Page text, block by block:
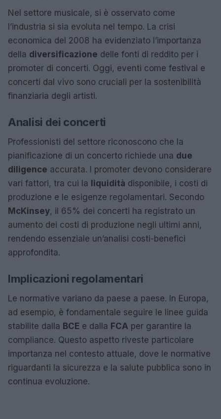
Nel settore musicale, si è osservato come
l’industria si sia evoluta nel tempo. La crisi
economica del 2008 ha evidenziato l’importanza
della diversificazione delle fonti di reddito per i
promoter di concerti. Oggi, eventi come festival e
concerti dal vivo sono cruciali per la sostenibilità
finanziaria degli artisti.
Analisi dei concerti
Professionisti del settore riconoscono che la
pianificazione di un concerto richiede una due
diligence accurata. I promoter devono considerare
vari fattori, tra cui la liquidità disponibile, i costi di
produzione e le esigenze regolamentari. Secondo
McKinsey, il 65% dei concerti ha registrato un
aumento dei costi di produzione negli ultimi anni,
rendendo essenziale un’analisi costi-benefici
approfondita.
Implicazioni regolamentari
Le normative variano da paese a paese. In Europa,
ad esempio, è fondamentale seguire le linee guida
stabilite dalla BCE e dalla FCA per garantire la
compliance. Questo aspetto riveste particolare
importanza nel contesto attuale, dove le normative
riguardanti la sicurezza e la salute pubblica sono in
continua evoluzione.